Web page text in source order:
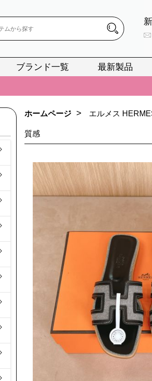
ブランド一覧 最新製品
📢 当店は正真正銘のn級スーパーコ
📢 新作入荷！ルイ・ヴィトンスーパ
📢
新作入荷！ルイ・ヴィトンスーパ
ホームページ > エルメス
質感